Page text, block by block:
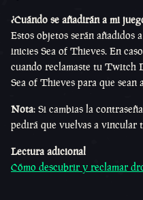
¿Cuándo se añadirán a mi
Estos objetos serán añadidos
inicies Sea of Thieves. En
cuando reclamaste tu Twitch
Sea of Thieves para que
Nota: Si cambias la
pedirá que vuelvas a vincular
Lectura adicional
Cómo descubrir y reclamar